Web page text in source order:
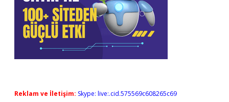
Reklam ve İletişim: Skype: live:.cid.575569c608265c69